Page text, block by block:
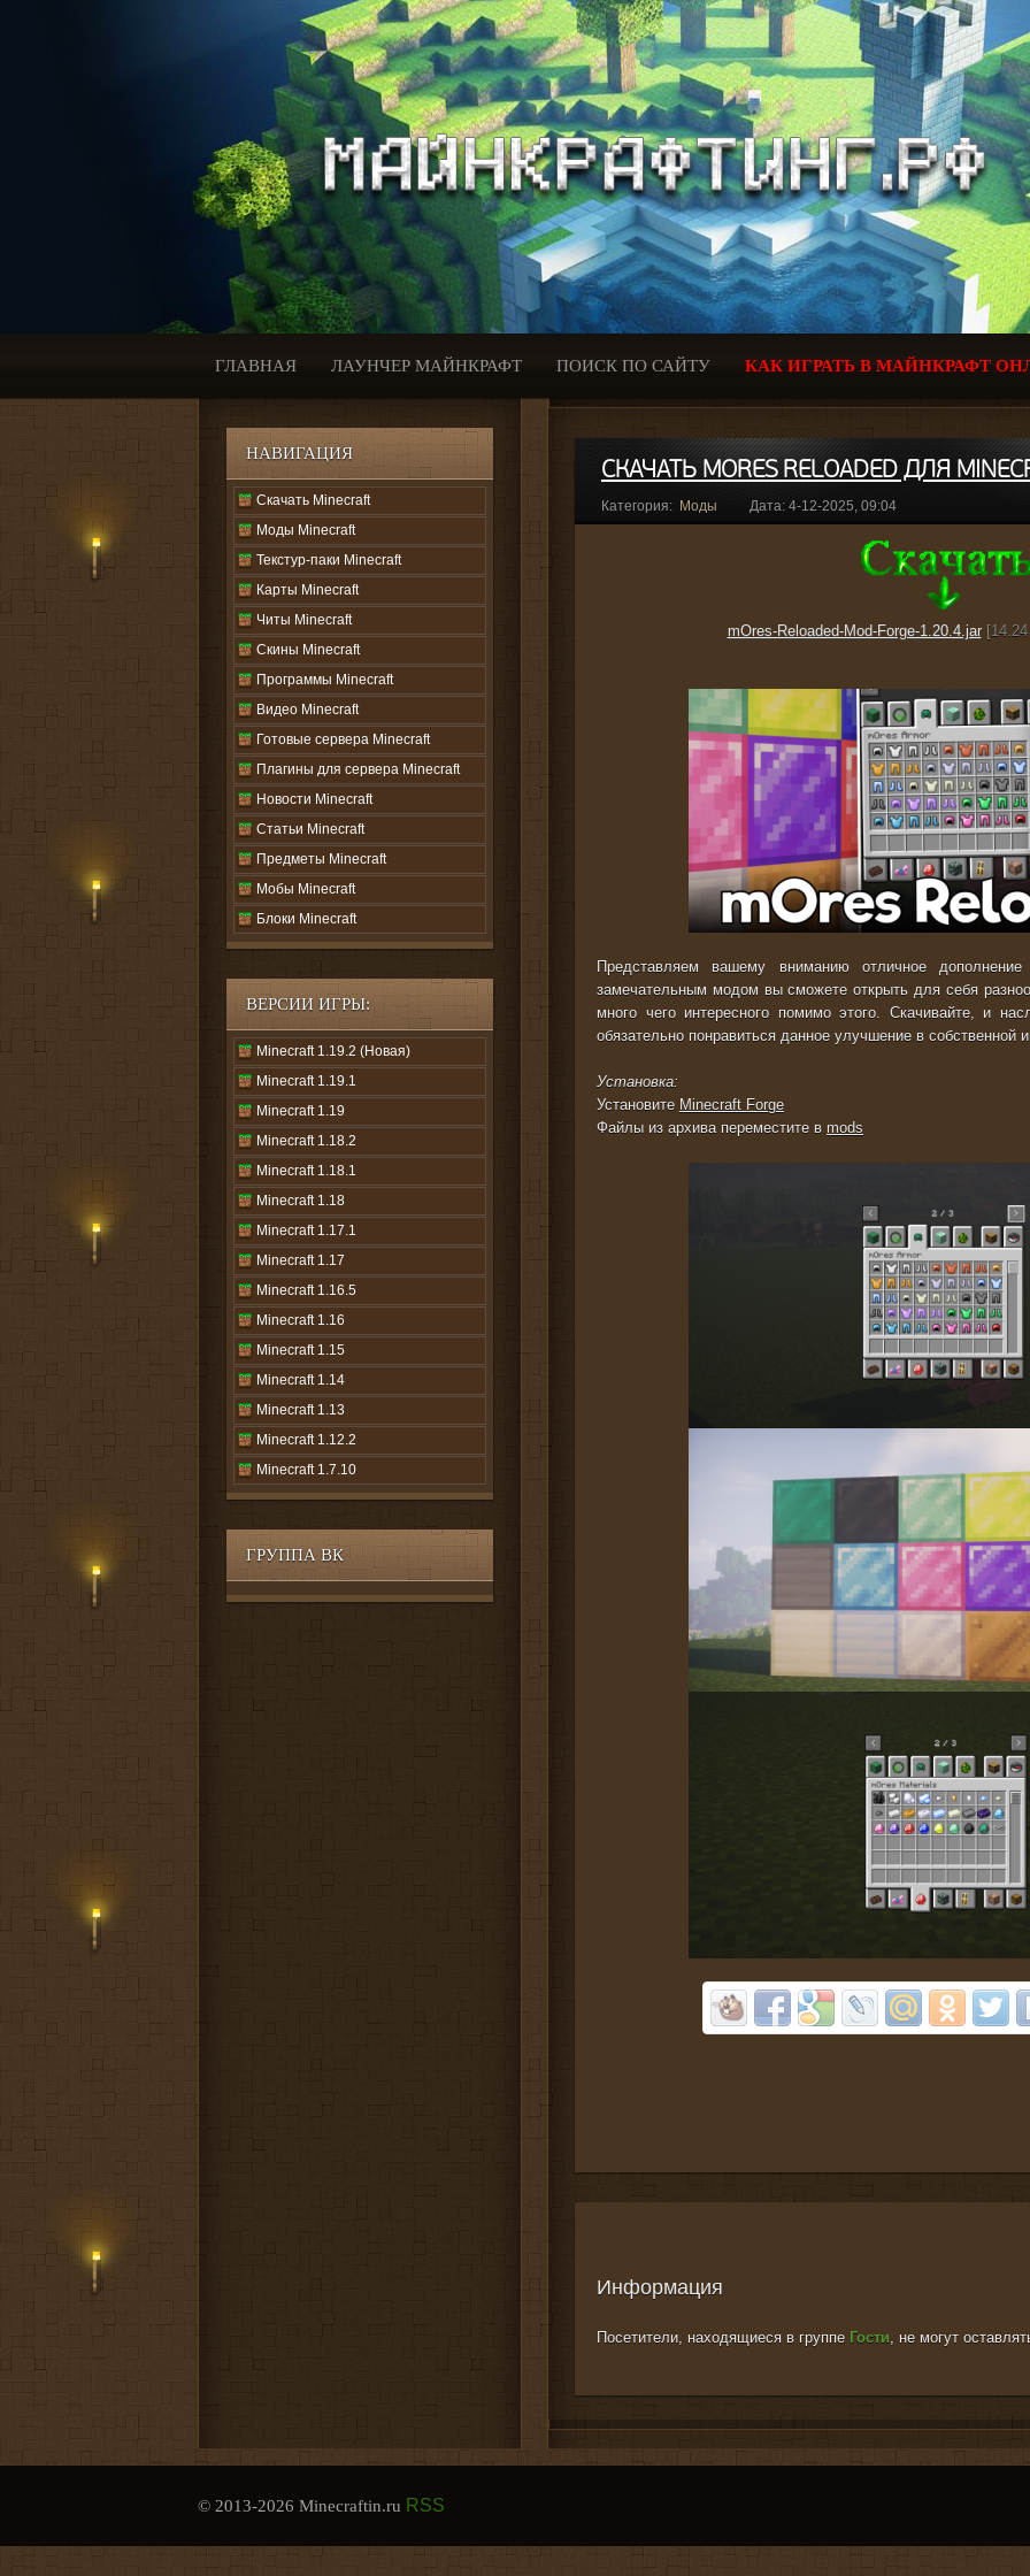
ГЛАВНАЯ ЛАУНЧЕР МАЙНКРАФТ ПОИСК ПО САЙТУ КАК ИГРАТЬ В МАЙНКРАФТ
НАВИГАЦИЯ
Скачать Minecraft
Моды Minecraft
Текстур-паки Minecraft
Карты Minecraft
Читы Minecraft
Скины Minecraft
Программы Minecraft
Видео Minecraft
Готовые сервера Minecraft
Плагины для сервера Minecraft
Новости Minecraft
Статьи Minecraft
Предметы Minecraft
Мобы Minecraft
Блоки Minecraft
ВЕРСИИ ИГРЫ:
Minecraft 1.19.2 (Новая)
Minecraft 1.19.1
Minecraft 1.19
Minecraft 1.18.2
Minecraft 1.18.1
Minecraft 1.18
Minecraft 1.17.1
Minecraft 1.17
Minecraft 1.16.5
Minecraft 1.16
Minecraft 1.15
Minecraft 1.14
Minecraft 1.13
Minecraft 1.12.2
Minecraft 1.7.10
ГРУППА ВК
СКАЧАТЬ MORES RELOADED ДЛЯ
Категория: Моды Дата: 4-12-2025, 09:04
mOres-Reloaded-Mod-Forge-1.20.4.jar[14.24
Представляем вашему вниманию отличное
замечательным модом вы сможете открыть для себя
много чего интересного помимо этого. Скачивайте, и
обязательно понравиться данное улучшение в собственной
Установка:
Установите Minecraft Forge
Файлы из архива переместите в mods
Информация
Посетители, находящиеся в группе Гости, не могут
© 2013-2026 Minecraftin.ru RSS